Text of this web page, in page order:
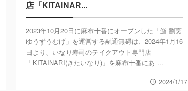
店「KITAINAR...
2023年10月20日に麻布十番にオープンした「鮨 割烹
ゆうずうむげ」を運営する融通無碍は、2024年1月16
日より、いなり寿司のテイクアウト専門店
「KITAINARI(きたいなり)」を麻布十番にあ ...
2024/1/17